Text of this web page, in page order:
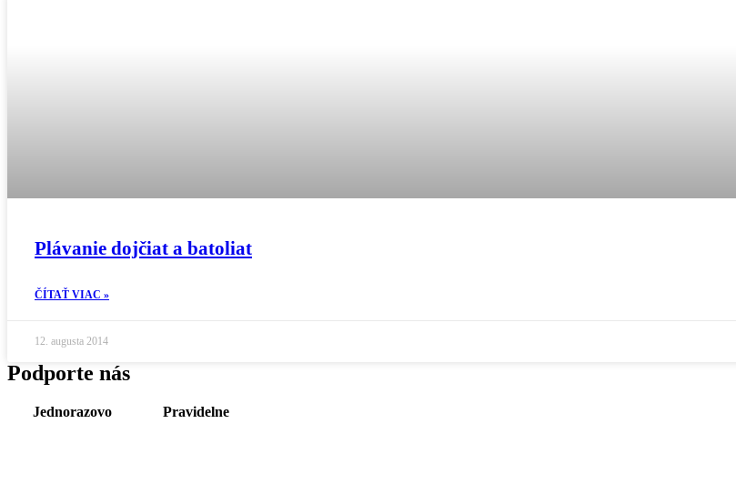
Plávanie dojčiat a batoliat
ČÍTAŤ VIAC »
12. augusta 2014
Podporte nás
Jednorazovo Pravidelne